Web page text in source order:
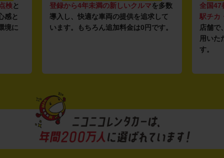
検と
感と
境に
登録から4年未満の新しいクルマを多数
導入し、快適な車両の提供を追求して
います。もちろん追加料金は0円です。
全国47
駅チカ
店舗で
用いた
す。